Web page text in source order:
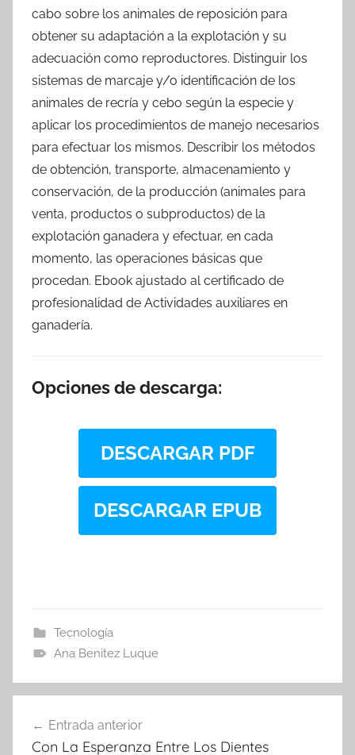
cabo sobre los animales de reposición para
obtener su adaptación a la explotación y su
adecuación como reproductores. Distinguir los
sistemas de marcaje y/o identificación de los
animales de recría y cebo según la especie y
aplicar los procedimientos de manejo necesarios
para efectuar los mismos. Describir los métodos
de obtención, transporte, almacenamiento y
conservación, de la producción (animales para
venta, productos o subproductos) de la
explotación ganadera y efectuar, en cada
momento, las operaciones básicas que
procedan. Ebook ajustado al certificado de
profesionalidad de Actividades auxiliares en
ganadería.
Opciones de descarga:
DESCARGAR PDF
DESCARGAR EPUB
Tecnología
Ana Benitez Luque
de
Entrada anterior
Con La Esperanza Entre Los Dientes